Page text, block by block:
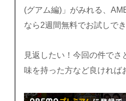
(グアム編)」がみれる、
なら2週間無料でお試しで
見返したい！今回の件でさ
味を持った方など良ければ